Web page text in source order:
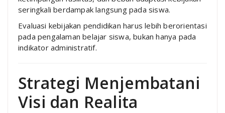
seringkali berdampak langsung pada siswa.
Evaluasi kebijakan pendidikan harus lebih berorientasi
pada pengalaman belajar siswa, bukan hanya pada
indikator administratif.
Strategi Menjembatani
Visi dan Realita